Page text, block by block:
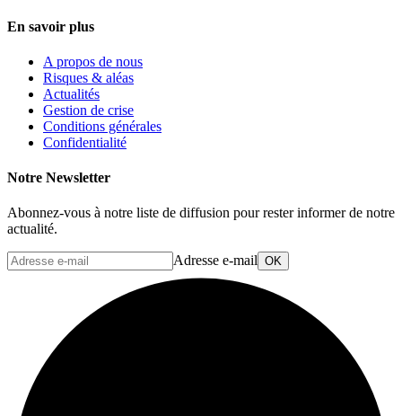
En savoir plus
A propos de nous
Risques & aléas
Actualités
Gestion de crise
Conditions générales
Confidentialité
Notre Newsletter
Abonnez-vous à notre liste de diffusion pour rester informer de notre
actualité.
Adresse e-mail